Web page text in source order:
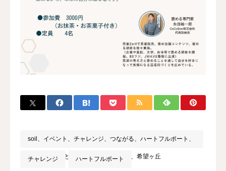
soil、イベント、チャレンジ、つながる、ハートフルポート、
地域交流、子どもの居場所、希望が丘、希望ヶ丘
チャレンジ ハートフルポート